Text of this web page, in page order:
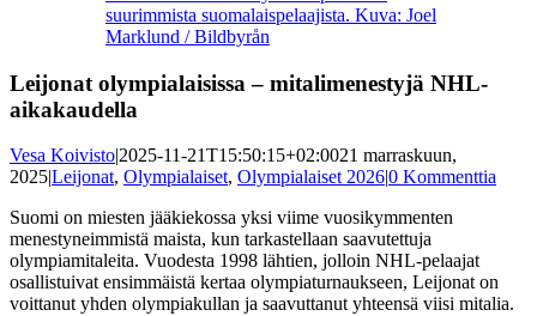
suurimmista suomalaispelaajista. Kuva: Joel
Marklund / Bildbyrån
Leijonat olympialaisissa – mitalimenestyjä NHL-
aikakaudella
Vesa Koivisto|2025-11-21T15:50:15+02:0021 marraskuun,
2025|Leijonat, Olympialaiset, Olympialaiset 2026|0 Kommenttia
Suomi on miesten jääkiekossa yksi viime vuosikymmenten
menestyneimmistä maista, kun tarkastellaan saavutettuja
olympiamitaleita. Vuodesta 1998 lähtien, jolloin NHL-pelaajat
osallistuivat ensimmäistä kertaa olympiaturnaukseen, Leijonat on
voittanut yhden olympiakullan ja saavuttanut yhteensä viisi mitalia.